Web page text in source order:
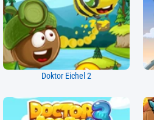
Doktor Eichel 2